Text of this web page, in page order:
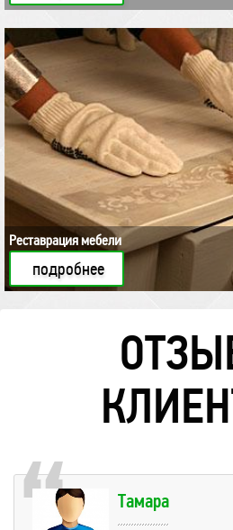
Реставрация мебели
подробнее
Тамара